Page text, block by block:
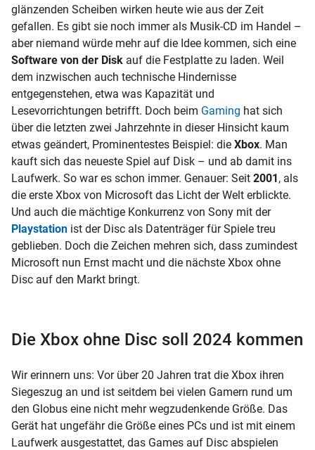
glänzenden Scheiben wirken heute wie aus der Zeit
gefallen. Es gibt sie noch immer als Musik-CD im Handel –
aber niemand würde mehr auf die Idee kommen, sich eine
Software von der Disk auf die Festplatte zu laden. Weil
dem inzwischen auch technische Hindernisse
entgegenstehen, etwa was Kapazität und
Lesevorrichtungen betrifft. Doch beim Gaming hat sich
über die letzten zwei Jahrzehnte in dieser Hinsicht kaum
etwas geändert, Prominentestes Beispiel: die Xbox. Man
kauft sich das neueste Spiel auf Disk – und ab damit ins
Laufwerk. So war es schon immer. Genauer: Seit 2001, als
die erste Xbox von Microsoft das Licht der Welt erblickte.
Und auch die mächtige Konkurrenz von Sony mit der
Playstation ist der Disc als Datenträger für Spiele treu
geblieben. Doch die Zeichen mehren sich, dass zumindest
Microsoft nun Ernst macht und die nächste Xbox ohne
Disc auf den Markt bringt.
Die Xbox ohne Disc soll 2024 kommen
Wir erinnern uns: Vor über 20 Jahren trat die Xbox ihren
Siegeszug an und ist seitdem bei vielen Gamern rund um
den Globus eine nicht mehr wegzudenkende Größe. Das
Gerät hat ungefähr die Größe eines PCs und ist mit einem
Laufwerk ausgestattet, das Games auf Disc abspielen